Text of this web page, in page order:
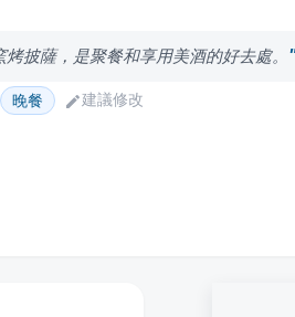
披薩，是聚餐和享用美酒的好去處。
晚餐 建議修改